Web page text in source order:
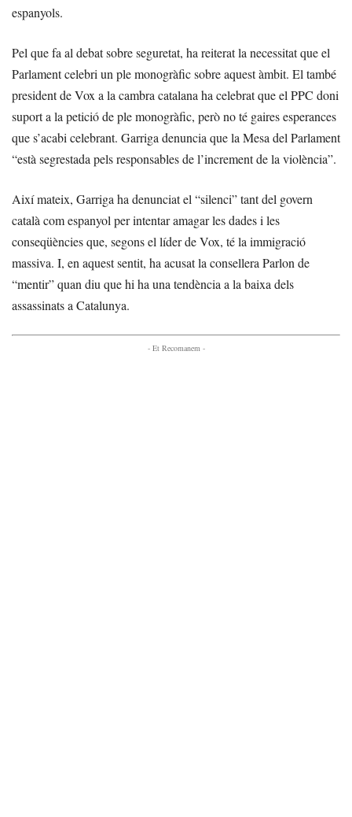
espanyols.
Pel que fa al debat sobre seguretat, ha reiterat la necessitat que el
Parlament celebri un ple monogràfic sobre aquest àmbit. El també
president de Vox a la cambra catalana ha celebrat que el PPC doni
suport a la petició de ple monogràfic, però no té gaires esperances
que s’acabi celebrant. Garriga denuncia que la Mesa del Parlament
“està segrestada pels responsables de l’increment de la violència”.
Així mateix, Garriga ha denunciat el “silenci” tant del govern
català com espanyol per intentar amagar les dades i les
conseqüències que, segons el líder de Vox, té la immigració
massiva. I, en aquest sentit, ha acusat la consellera Parlon de
“mentir” quan diu que hi ha una tendència a la baixa dels
assassinats a Catalunya.
- Et Recomanem -